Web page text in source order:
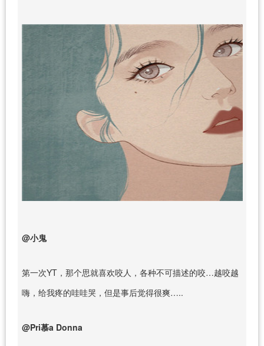
@小鬼
第一次YT，那个思就喜欢咬人，各种不可描述的咬…越咬越
嗨，给我疼的哇哇哭，但是事后觉得很爽…..
@Pri慕a Donna